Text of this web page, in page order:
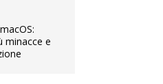
minacce e